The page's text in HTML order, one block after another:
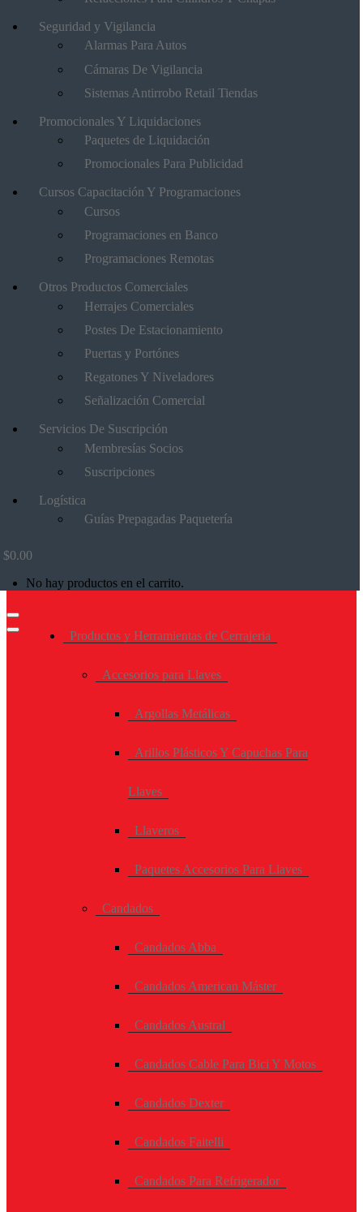
Seguridad y Vigilancia
Alarmas Para Autos
Cámaras De Vigilancia
Sistemas Antirrobo Retail Tiendas
Promocionales Y Liquidaciones
Paquetes de Liquidación
Promocionales Para Publicidad
Cursos Capacitación Y Programaciones
Cursos
Programaciones en Banco
Programaciones Remotas
Otros Productos Comerciales
Herrajes Comerciales
Postes De Estacionamiento
Puertas y Portónes
Regatones Y Niveladores
Señalización Comercial
Servicios De Suscripción
Membresías Socios
Suscripciones
Logística
Guías Prepagadas Paquetería
$0.00
No hay productos en el carrito.
Productos y Herramientas de Cerrajeria
Accesorios para Llaves
Argollas Metálicas
Arillos Plásticos Y Capuchas Para
Llaves
Llaveros
Paquetes Accesorios Para Llaves
Candados
Candados Abba
Candados American Máster
Candados Austral
Candados Cable Para Bici Y Motos
Candados Dexter
Candados Faitelli
Candados Para Refrigerador